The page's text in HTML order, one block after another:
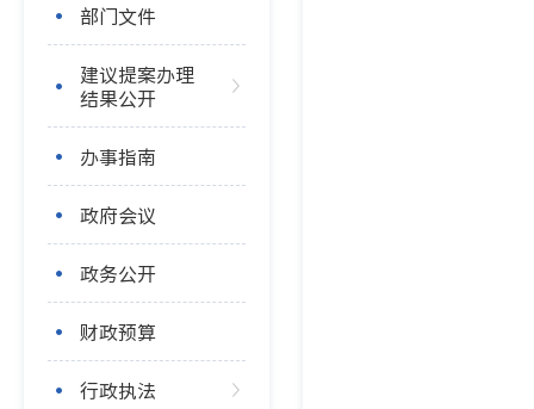
部门文件
建议提案办理
结果公开
办事指南
政府会议
政务公开
财政预算
行政执法